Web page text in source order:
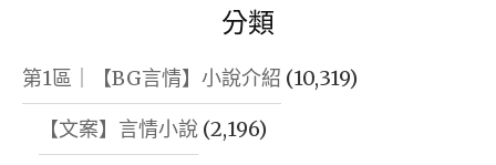
分類
第1區｜【BG言情】小說介紹 (10,319)
【文案】言情小說 (2,196)